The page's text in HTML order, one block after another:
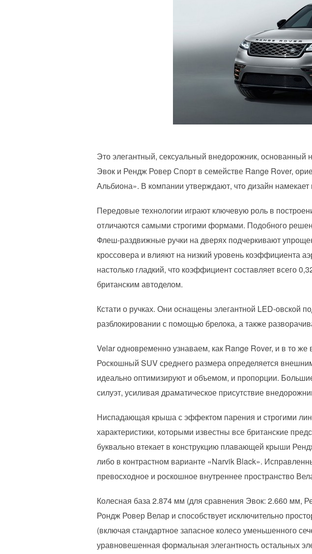
Это элегантный, сексуальный внедорожник,
Эвок и Рендж Ровер Спорт в семействе Range Rover,
Альбиона». В компании утверждают, что дизайн
Передовые технологии играют ключевую роль в
отличаются самыми строгими формами. Подобного
Флеш-раздвижные ручки на дверях подчеркивают
кроссовера и влияют на низкий уровень коэффициента
настолько гладкий, что коэффициент составляет всего
британским автоделом.
Кстати о ручках. Они оснащены элегантной LED-овской
разблокировании с помощью брелока, а также
Velar одновременно узнаваем, как Range Rover, и в то
Роскошный SUV среднего размера определяется
идеально оптимизируют и объемом, и пропорции.
силуэт, усиливая драматическое присутствие
Ниспадающая крыша с эффектом парения и строгими
характеристики, которыми известны все британские
буквально втекает в конструкцию плавающей крыши
либо в контрастном варианте «Narvik Black».
превосходное и роскошное внутреннее пространство
Колесная база 2.874 мм (для сравнения Эвок: 2.660 мм,
Рондж Ровер Велар и способствует исключительно
(включая стандартное запасное колесо уменьшенного
уравновешенная формальная элегантность остальных